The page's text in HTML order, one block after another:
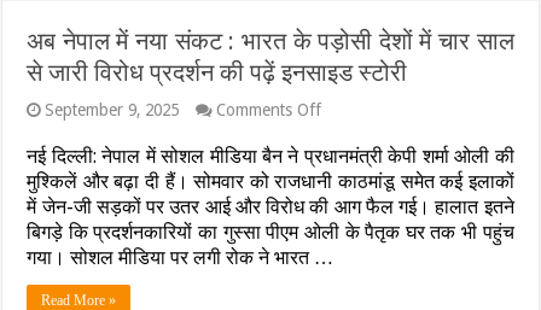
सेना
की
एंट्री…
होगा?
अब नेपाल में नया संकट : भारत के पड़ोसी देशों में चार साल
से जारी विरोध प्रदर्शन की पढ़ें इनसाइड स्टोरी
September 9, 2025 Comments Offon
नेपाल
में
नया
संकट
:
के
नई दिल्‍ली: नेपाल में सोशल मीडिया बैन ने प्रधानमंत्री केपी शर्मा ओली की
मुश्किलें और बढ़ा दी हैं। सोमवार को राजधानी काठमांडू समेत कई इलाकों
में जेन-जी सड़कों पर उतर आई और विरोध की आग फैल गई। हालात इतने
बिगड़े कि प्रदर्शनकारियों का गुस्सा पीएम ओली के पैतृक घर तक भी पहुंच
गया। सोशल मीडिया पर लगी रोक ने भारत …
Read More »